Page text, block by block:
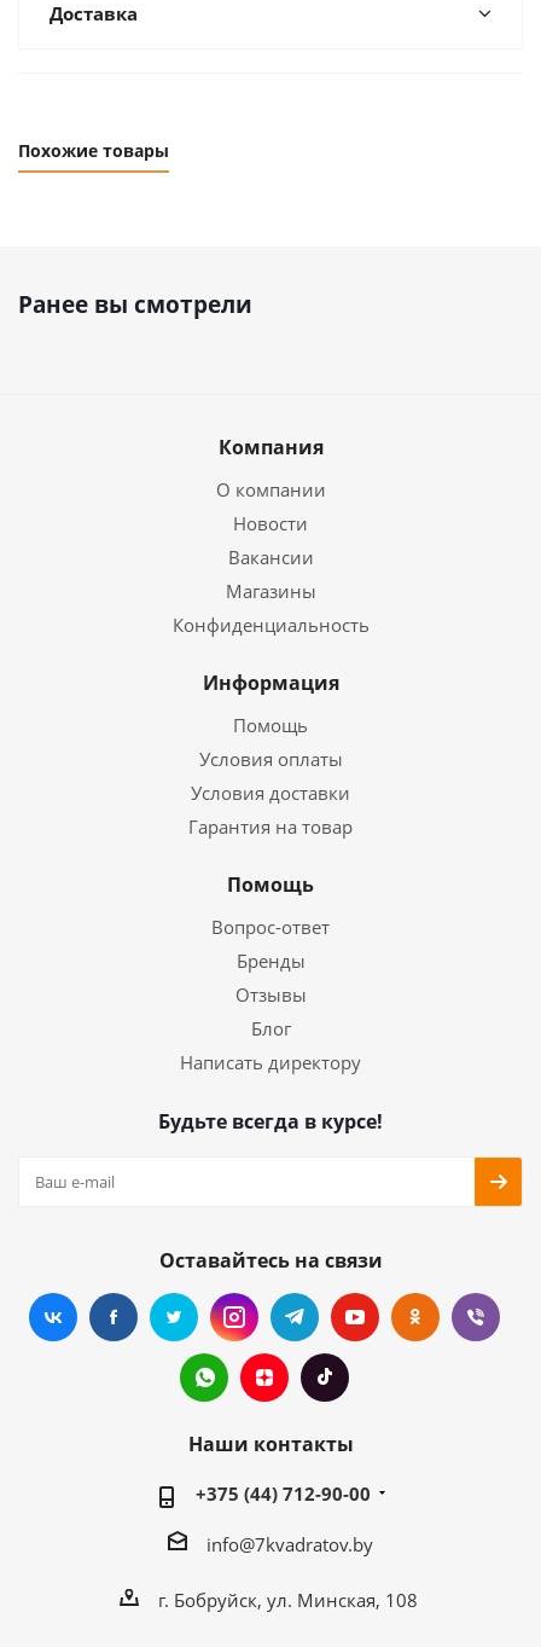
Доставка
Похожие товары
Ранее вы смотрели
Компания
О компании
Новости
Вакансии
Магазины
Конфиденциальность
Информация
Помощь
Условия оплаты
Условия доставки
Гарантия на товар
Помощь
Вопрос-ответ
Бренды
Отзывы
Блог
Написать директору
Будьте всегда в курсе!
Оставайтесь на связи
Наши контакты
+375 (44) 712-90-00
info@7kvadratov.by
г. Бобруйск, ул. Минская, 108